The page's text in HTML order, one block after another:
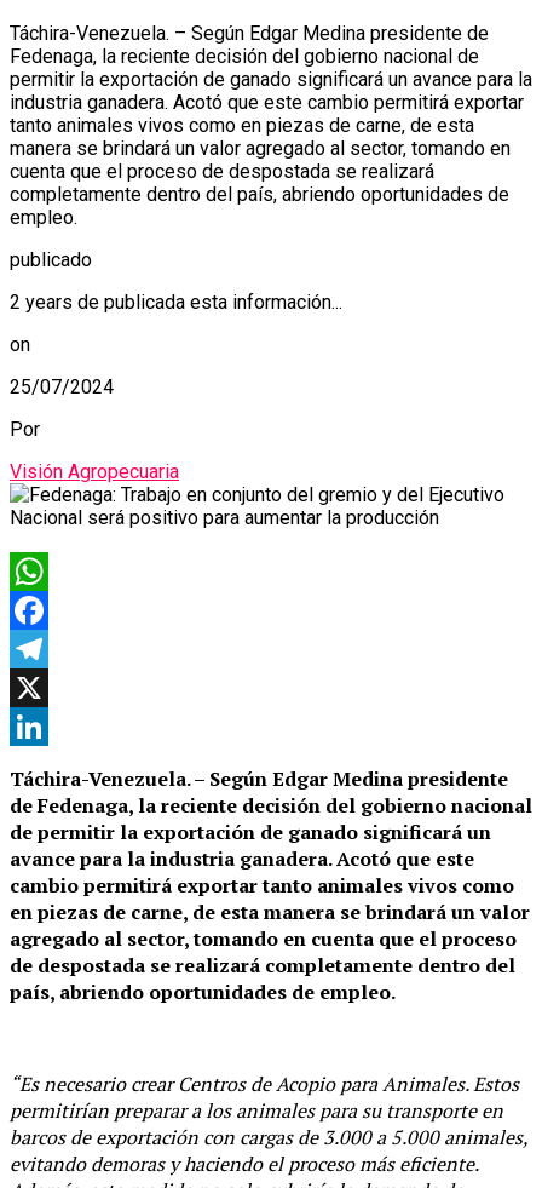
Táchira-Venezuela. – Según Edgar Medina presidente de
Fedenaga, la reciente decisión del gobierno nacional de
permitir la exportación de ganado significará un avance para la
industria ganadera. Acotó que este cambio permitirá exportar
tanto animales vivos como en piezas de carne, de esta
manera se brindará un valor agregado al sector, tomando en
cuenta que el proceso de despostada se realizará
completamente dentro del país, abriendo oportunidades de
empleo.
publicado
2 years de publicada esta información...
on
25/07/2024
Por
Visión Agropecuaria
WhatsApp
Facebook
Telegram
X
Táchira-Venezuela. – Según Edgar Medina presidente
de Fedenaga, la reciente decisión del gobierno nacional
de permitir la exportación de ganado significará un
avance para la industria ganadera. Acotó que este
cambio permitirá exportar tanto animales vivos como
en piezas de carne, de esta manera se brindará un valor
agregado al sector, tomando en cuenta que el proceso
de despostada se realizará completamente dentro del
país, abriendo oportunidades de empleo.
“Es necesario crear Centros de Acopio para Animales. Estos
permitirían preparar a los animales para su transporte en
barcos de exportación con cargas de 3.000 a 5.000 animales,
evitando demoras y haciendo el proceso más eficiente.